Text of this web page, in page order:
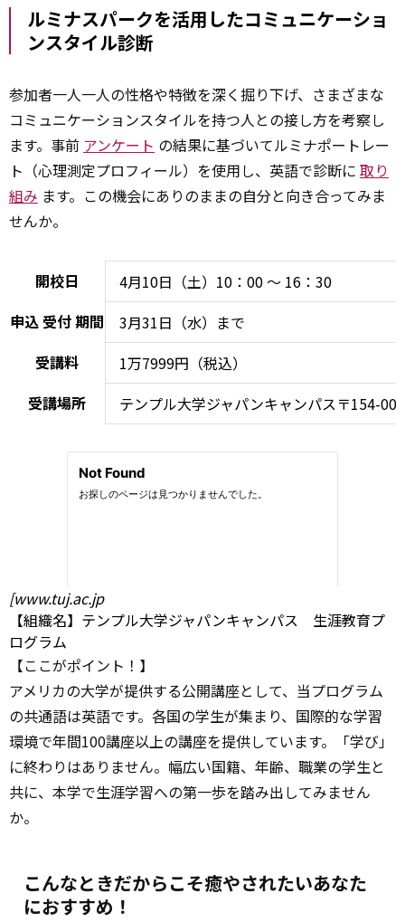
ルミナスパークを活用したコミュニケーショ
ンスタイル診断
参加者一人一人の性格や特徴を深く掘り下げ、さまざまな
コミュニケーションスタイルを持つ人との接し方を考察し
ます。事前 アンケート の結果に基づいてルミナポートレー
ト（心理測定プロフィール）を使用し、英語で診断に 取り
組み ます。この機会にありのままの自分と向き合ってみま
せんか。
開校日
4月10日（土）10：00 ～ 16：30
申込 受付期間
3月31日（水）まで
受講料
1万7999円（税込）
受講場所
テンプル大学ジャパンキャンパス〒154-
[www.tuj.ac.jp
【組織名】テンプル大学ジャパンキャンパス 生涯教育プ
ログラム
【ここがポイント！】
アメリカの大学が提供する公開講座として、当プログラム
の共通語は英語です。各国の学生が集まり、国際的な学習
環境で年間100講座以上の講座を提供しています。「学び」
に終わりはありません。幅広い国籍、年齢、職業の学生と
共に、本学で生涯学習への第一歩を踏み出してみません
か。
こんなときだからこそ癒やされたいあなた
におすすめ！